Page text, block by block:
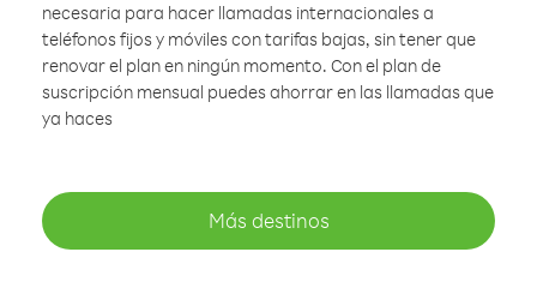
necesaria para hacer llamadas internacionales a
teléfonos fijos y móviles con tarifas bajas, sin tener que
renovar el plan en ningún momento. Con el plan de
suscripción mensual puedes ahorrar en las llamadas que
ya haces
Más destinos